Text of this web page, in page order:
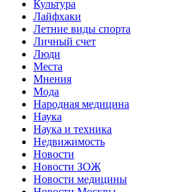
Культура
Лайфхаки
Летние виды спорта
Личный счет
Люди
Места
Мнения
Мода
Народная медицина
Наука
Наука и техника
Недвижимость
Новости
Новости ЗОЖ
Новости медицины